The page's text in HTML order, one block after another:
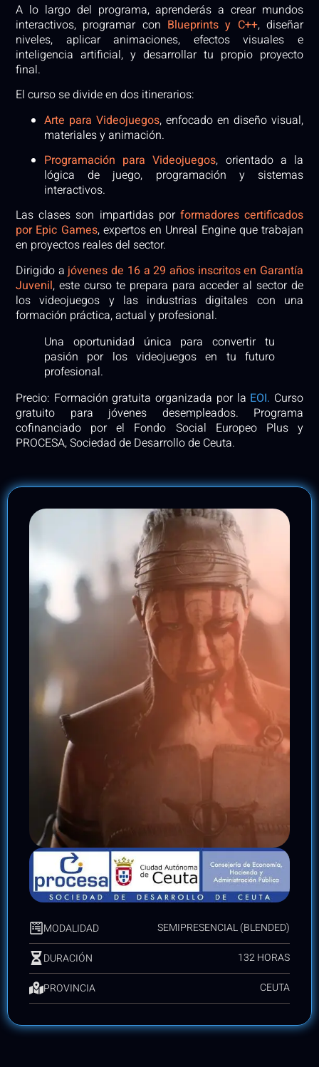
A lo largo del programa, aprenderás a crear mundos
interactivos, programar con Blueprints y C++, diseñar
niveles, aplicar animaciones, efectos visuales e
inteligencia artificial, y desarrollar tu propio proyecto
final.
El curso se divide en dos itinerarios:
Arte para Videojuegos, enfocado en diseño visual,
materiales y animación.
Programación para Videojuegos, orientado a la
lógica de juego, programación y sistemas
interactivos.
Las clases son impartidas por formadores certificados
por Epic Games, expertos en Unreal Engine que trabajan
en proyectos reales del sector.
Dirigido a jóvenes de 16 a 29 años inscritos en Garantía
Juvenil, este curso te prepara para acceder al sector de
los videojuegos y las industrias digitales con una
formación práctica, actual y profesional.
Una oportunidad única para convertir tu
pasión por los videojuegos en tu futuro
profesional.
Precio: Formación gratuita organizada por la EOI. Curso
gratuito para jóvenes desempleados. Programa
cofinanciado por el Fondo Social Europeo Plus y
PROCESA, Sociedad de Desarrollo de Ceuta.
MODALIDAD SEMIPRESENCIAL (BLENDED)
DURACIÓN 132 HORAS
PROVINCIA CEUTA